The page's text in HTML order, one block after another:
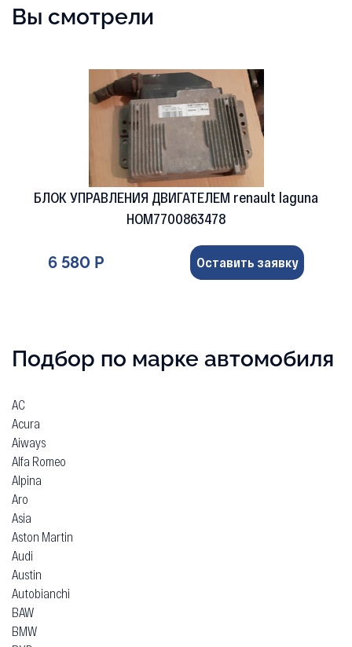
Вы смотрели
БЛОК УПРАВЛЕНИЯ ДВИГАТЕЛЕМ renault laguna
HOM7700863478
6 580 Р Оставить заявку
Подбор по марке автомобиля
AC
Acura
Aiways
Alfa Romeo
Alpina
Aro
Asia
Aston Martin
Audi
Austin
Autobianchi
BAW
BMW